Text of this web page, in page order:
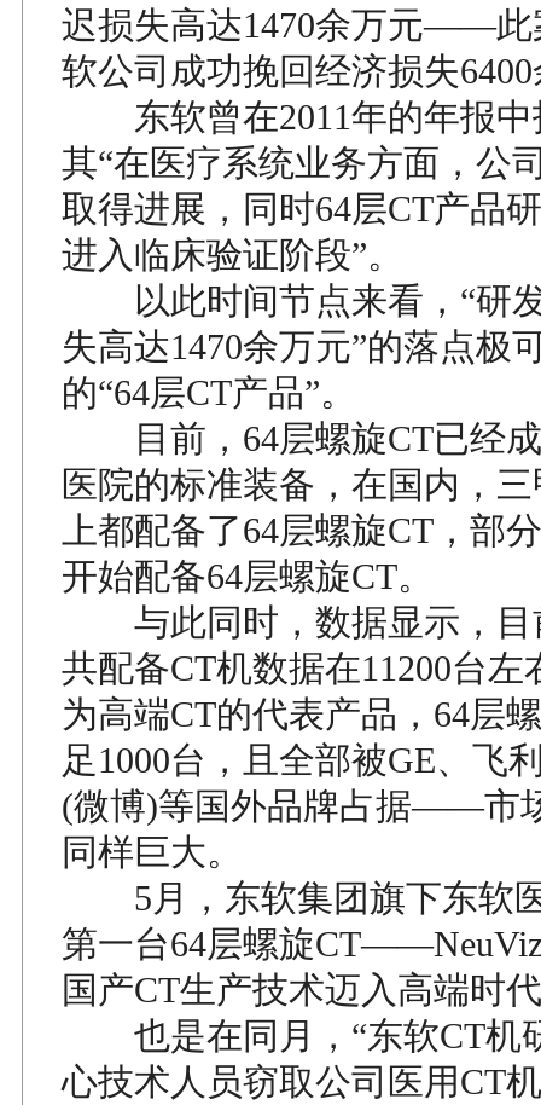
迟损失高达1470余万元——此
软公司成功挽回经济损失
东软曾在2011年的年报中
其“在医疗系统业务方面，公
取得进展，同时64层CT产品
进入临床验证阶段”。
以此时间节点来看，“研
失高达1470余万元”的落点极
的“64层CT产品”。
目前，64层螺旋CT已经成
医院的标准装备，在国内，
上都配备了64层螺旋CT，部
开始配备64层螺旋CT。
与此同时，数据显示，目
共配备CT机数据在11200台左
为高端CT的代表产品，64层
足1000台，且全部被GE、飞
(微博)等国外品牌占据——市
同样巨大。
5月，东软集团旗下东软
第一台64层螺旋
国产CT生产技术迈入高端时
也是在同月，“东软CT机
心技术人员窃取公司医用CT